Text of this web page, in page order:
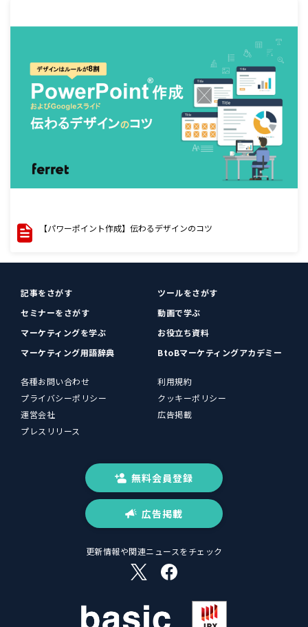
【パワーポイント作成】伝わるデザインのコツ
記事をさがす
ツールをさがす
セミナーをさがす
動画で学ぶ
マーケティングを学ぶ
お役立ち資料
マーケティング用語辞典
BtoBマーケティングアカデミー
各種お問い合わせ
利用規約
プライバシーポリシー
クッキーポリシー
運営会社
広告掲載
プレスリリース
無料会員登録
広告掲載
更新情報や関連ニュースをチェック